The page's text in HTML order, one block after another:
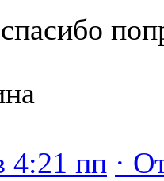
4:21 пп ·